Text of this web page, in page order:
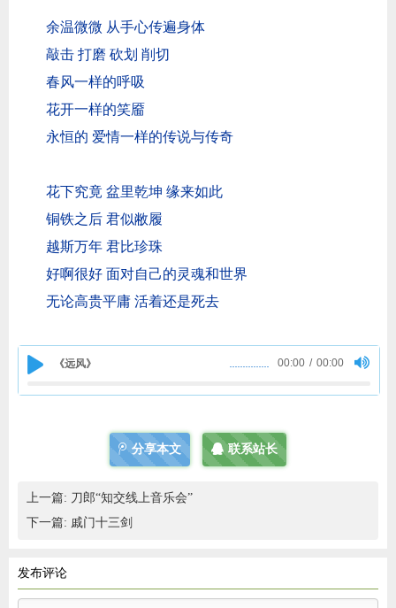
余温微微 从手心传遍身体
敲击 打磨 砍划 削切
春风一样的呼吸
花开一样的笑靥
永恒的 爱情一样的传说与传奇
花下究竟 盆里乾坤 缘来如此
铜铁之后 君似敝履
越斯万年 君比珍珠
好啊很好 面对自己的灵魂和世界
无论高贵平庸 活着还是死去
《远风》 00:00 / 00:00
分享本文 联系站长
上一篇: 刀郎“知交线上音乐会”
下一篇: 戚门十三剑
发布评论